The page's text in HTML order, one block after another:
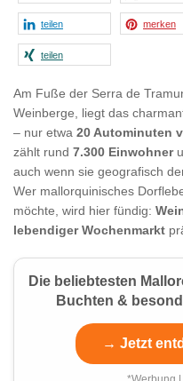
teilen merken
teilen
Am Fuße der Serra de
Weinberge, liegt das
– nur etwa 20 Autominuten
zählt rund 7.300 Einwohner
auch wenn sie geografisch
Wer mallorquinisches
möchte, wird hier fündig:
lebendiger Wochenmarkt
Die beliebtesten
Buchten &
→ Jetzt